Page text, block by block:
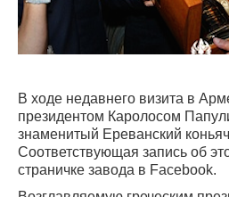
В ходе недавнего визита в
президентом Каролосом
знаменитый Ереванский
Соответствующая запись об
страничке завода в Facebook.